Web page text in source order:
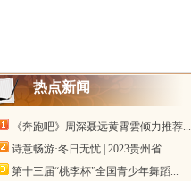
热点新闻
《奔跑吧》周深聂远黄霄雲倾力推荐...
诗意畅游·冬日无忧 | 2023贵州省...
第十三届“桃李杯”全国青少年舞蹈...